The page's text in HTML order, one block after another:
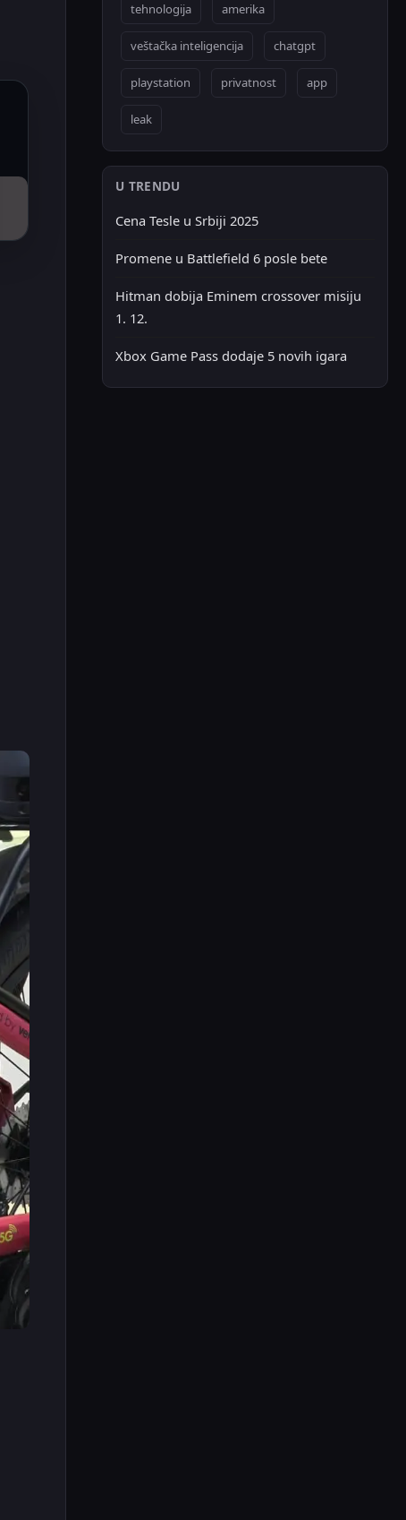
tehnologija amerika
veštačka inteligencija chatgpt
playstation privatnost app
leak
U TRENDU
Cena Tesle u Srbiji 2025
Promene u Battlefield 6 posle bete
Hitman dobija Eminem crossover misiju
1. 12.
Xbox Game Pass dodaje 5 novih igara